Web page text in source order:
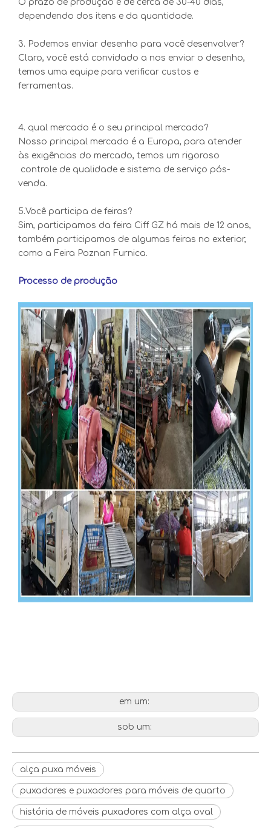
O prazo de produção é de cerca de 30-40 dias,
dependendo dos itens e da quantidade.
3. Podemos enviar desenho para você desenvolver?
Claro, você está convidado a nos enviar o desenho,
temos uma equipe para verificar custos e
ferramentas.
4. qual mercado é o seu principal mercado?
Nosso principal mercado é a Europa, para atender
às exigências do mercado, temos um rigoroso
controle de qualidade e sistema de serviço pós-
venda.
5.Você participa de feiras?
Sim, participamos da feira Ciff GZ há mais de 12 anos,
também participamos de algumas feiras no exterior,
como a Feira Poznan Furnica.
Processo de produção
em um:
sob um:
alça puxa móveis
puxadores e puxadores para móveis de quarto
história de móveis puxadores com alça oval